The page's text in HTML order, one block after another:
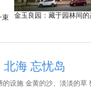
束 金玉良园：藏于园林间的
北海 忘忧岛
的设施 金黄的沙、淡淡的草